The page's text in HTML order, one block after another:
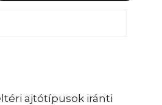
ajtótípusok iránti